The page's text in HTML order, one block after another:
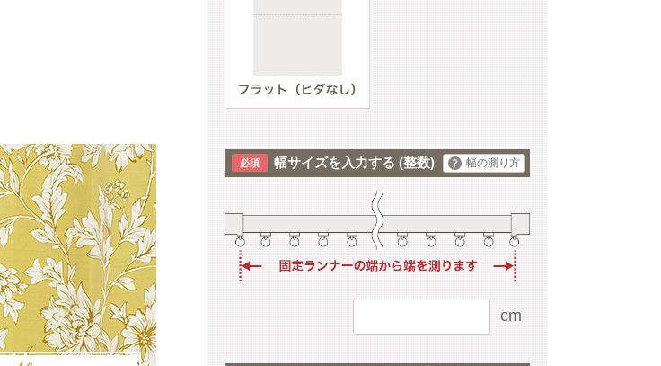
幅サイズを入力する (整数) 幅の測り方
cm